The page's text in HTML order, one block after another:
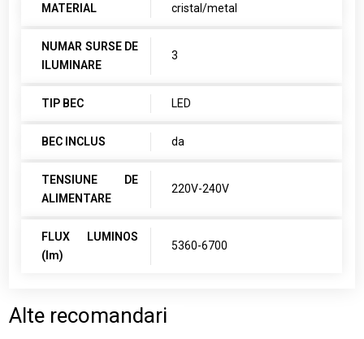
MATERIAL cristal/metal
NUMAR SURSE DE
ILUMINARE
3
TIP BEC LED
BEC INCLUS da
TENSIUNE DE
ALIMENTARE
220V-240V
FLUX LUMINOS
(lm)
5360-6700
Alte recomandari